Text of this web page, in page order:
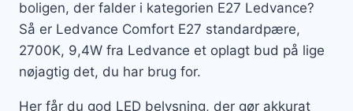
boligen, der falder i kategorien E27 Ledvance?
Så er Ledvance Comfort E27 standardpære,
2700K, 9,4W fra Ledvance et oplagt bud på lige
nøjagtig det, du har brug for.
Her får du god LED belysning, der gør akkurat